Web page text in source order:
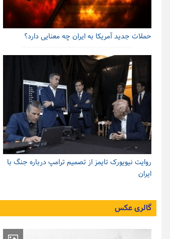
حملات جدید آمریکا به ایران چه معنایی دارد؟
روایت نیویورک تایمز از تصمیم ترامپ درباره جنگ با
ایران
گالری عکس